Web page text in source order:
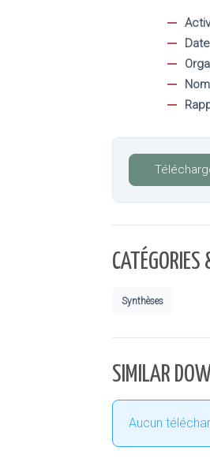
Synthèses
SIMILAR
Aucun